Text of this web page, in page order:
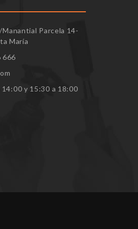
Manantial Parcela 14-
María
666
y 15:30 a 18:00